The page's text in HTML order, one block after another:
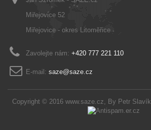
Copyright © 2016 www.saze.cz, By Petr Slavík
Miřejovice 52
Miřejovice - okres Litoměřice
Zavolejte nám: +420 777 221 110
E-mail: saze@saze.cz